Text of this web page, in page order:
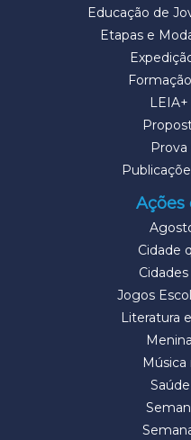
Educação de
Etapas e
Ações
Cidade
Jogos
Literatura
Música